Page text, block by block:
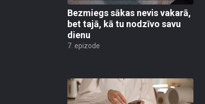
Bezmiegs sākas nevis vakarā,
bet tajā, kā tu nodzīvo savu
dienu
7. epizode